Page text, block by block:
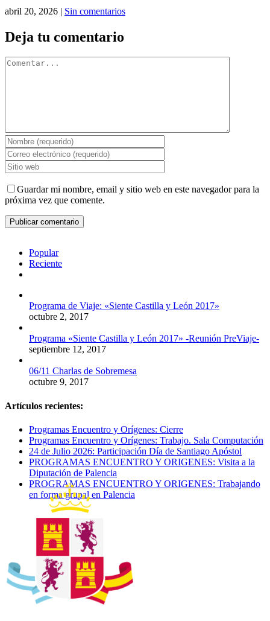
abril 20, 2026 | Sin comentarios
Deja tu comentario
Comentar
Guardar mi nombre, email y sitio web en este navegador para la
próxima vez que comente.
Popular
Reciente
Programa de Viaje: «Siente Castilla y León 2017»
octubre 2, 2017
Programa «Siente Castilla y León 2017» -Reunión PreViaje-
septiembre 12, 2017
06/11 Charlas de Sobremesa
octubre 9, 2017
Artículos recientes:
Programas Encuentro y Orígenes: Cierre
Programas Encuentro y Orígenes: Trabajo. Sala Computación
24 de Julio 2026: Participación Día de Santiago Apóstol
PROGRAMAS ENCUENTRO Y ORIGENES: Visita a la
Diputación de Palencia
PROGRAMAS ENCUENTRO Y ORIGENES: Trabajando
en forma grupal en Palencia